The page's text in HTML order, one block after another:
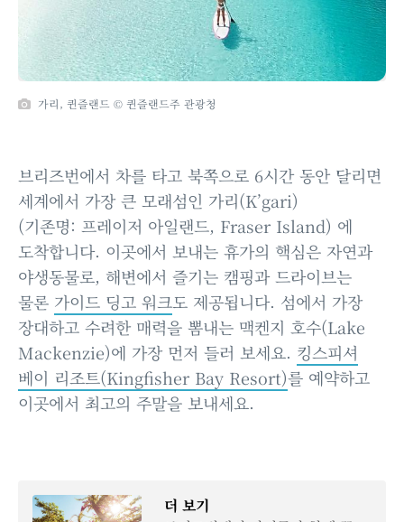
가리, 퀸즐랜드 © 퀸즐랜드주 관광청
브리즈번에서 차를 타고 북쪽으로 6시간 동안 달리면
세계에서 가장 큰 모래섬인 가리(K’gari)
(기존명: 프레이저 아일랜드, Fraser Island) 에
도착합니다. 이곳에서 보내는 휴가의 핵심은 자연과
야생동물로, 해변에서 즐기는 캠핑과 드라이브는
물론 가이드 딩고 워크도 제공됩니다. 섬에서 가장
장대하고 수려한 매력을 뽐내는 맥켄지 호수(Lake
Mackenzie)에 가장 먼저 들러 보세요. 킹스피셔
베이 리조트(Kingfisher Bay Resort)를 예약하고
이곳에서 최고의 주말을 보내세요.
더 보기